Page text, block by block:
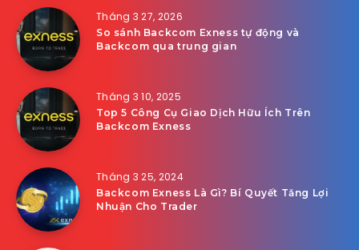
Tháng 3 27, 2026
So sánh Backcom Exness tự động và
Backcom qua trung gian
Tháng 3 10, 2025
Top 5 Công Cụ Giao Dịch Hữu Ích Trên
Backcom Exness
Tháng 3 25, 2024
Backcom Exness Là Gì? Bí Quyết Tăng Lợi
Nhuận Cho Trader